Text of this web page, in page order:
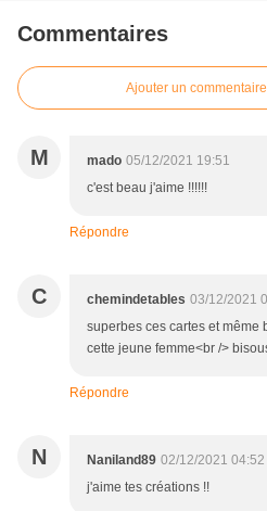
Commentaires
Ajouter un commentaire
M mado 05/12/2021 19:51
c'est beau j'aime !!!!!!
Répondre
C chemindetables 03/12/2021
superbes ces cartes et même
cette jeune femme<br />
Répondre
N Naniland89 02/12/2021 04:52
j'aime tes créations !!